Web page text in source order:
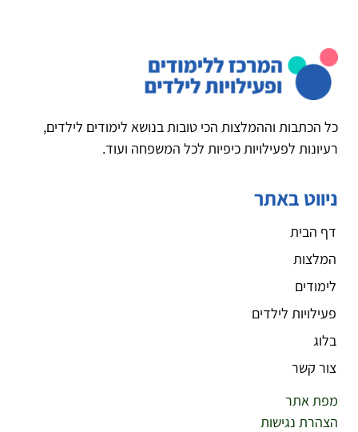
כל הכתבות וההמלצות הכי טובות בנושא לימודים לילדים,
רעיונות לפעילויות כיפיות לכל המשפחה ועוד.
ניווט באתר
דף הבית
המלצות
לימודים
פעילויות לילדים
בלוג
צור קשר
מפת אתר
הצהרת נגישות